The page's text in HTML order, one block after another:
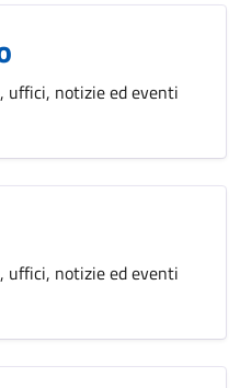
uffici, notizie ed eventi
uffici, notizie ed eventi